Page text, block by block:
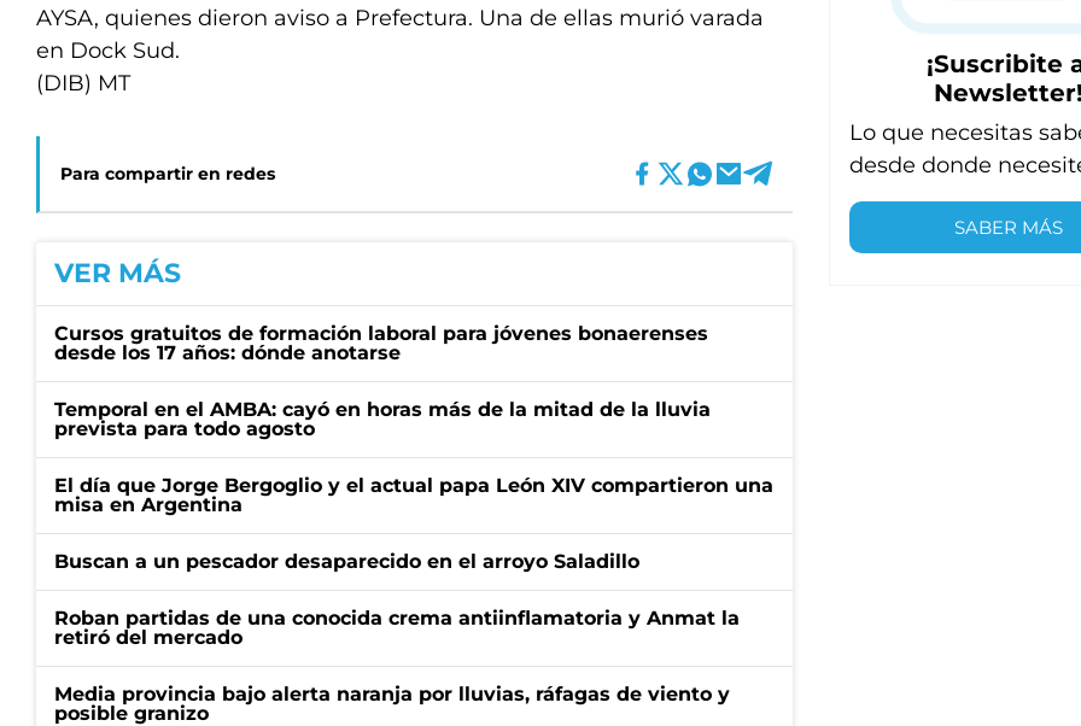
AYSA, quienes dieron aviso a Prefectura. Una de ellas murió varada
en Dock Sud.
(DIB) MT
Para compartir en redes
VER MÁS
Cursos gratuitos de formación laboral para jóvenes bonaerenses
desde los 17 años: dónde anotarse
Temporal en el AMBA: cayó en horas más de la mitad de la lluvia
prevista para todo agosto
El día que Jorge Bergoglio y el actual papa León XIV compartieron una
misa en Argentina
Buscan a un pescador desaparecido en el arroyo Saladillo
Roban partidas de una conocida crema antiinflamatoria y Anmat la
retiró del mercado
Media provincia bajo alerta naranja por lluvias, ráfagas de viento y
posible granizo
¡Suscribite
Newsletter!
Lo que necesitas
desde donde
SABER MÁS